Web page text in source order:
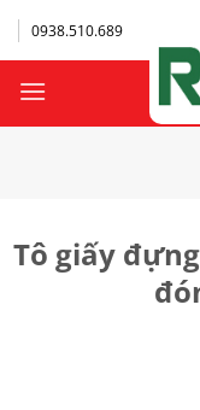
Bỏ
qua
dung
0938.510.689
Tô giấy